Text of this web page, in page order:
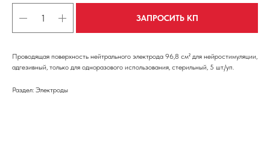
ЗАПРОСИТЬ КП
Проводящая поверхность нейтрального электрода 96,8 см² для нейростимуляции,
адгезивный, только для одноразового использования, стерильный, 5 шт./уп.
Раздел: Электроды